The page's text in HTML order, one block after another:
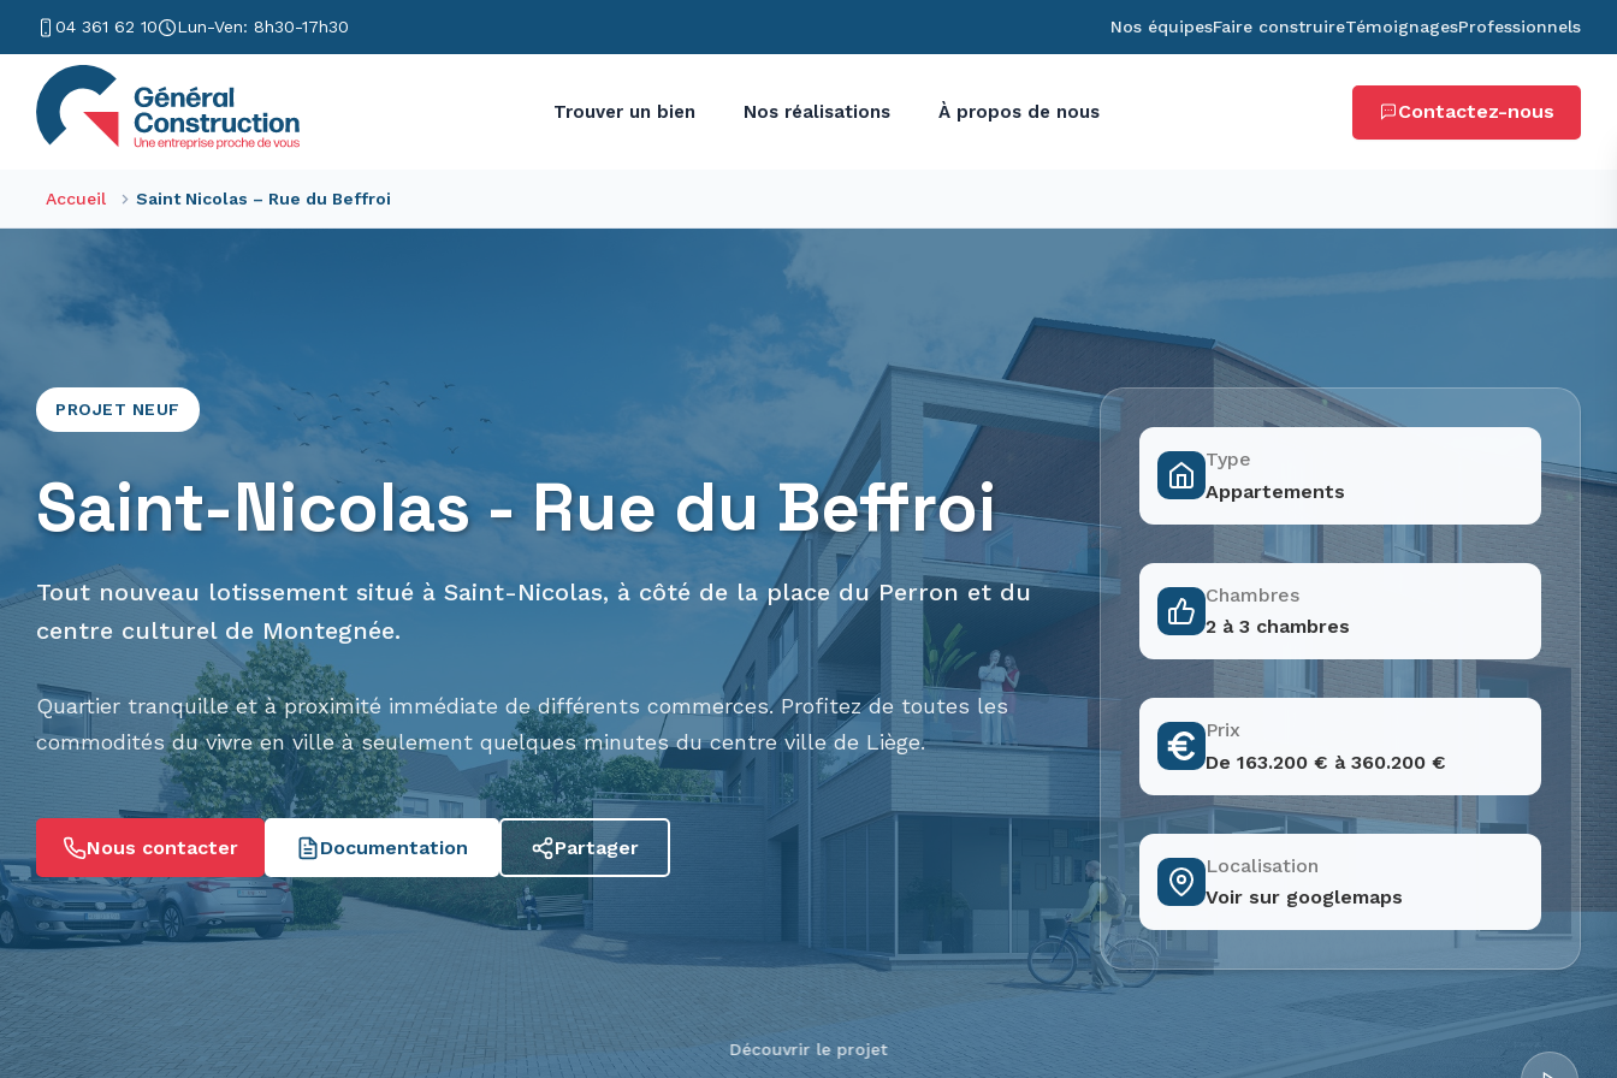
04 361 62 10 Lun-Ven: 8h30-17h30 Nos équipesFaire construireTémoignagesProfessionnels
Trouver un bien Nos réalisations À propos de nous Contactez-nous
Accueil Saint Nicolas – Rue du Beffroi
PROJET NEUF
Saint-Nicolas - Rue du Beffroi
Tout nouveau lotissement situé à Saint-Nicolas, à côté de la place du Perron et du
centre culturel de Montegnée.
Quartier tranquille et à proximité immédiate de différents commerces. Profitez de toutes les
commodités du vivre en ville à seulement quelques minutes du centre ville de Liège.
Nous contacter Documentation Partager
Type
Appartements
Chambres
2 à 3 chambres
Prix
De 163.200 € à 360.200 €
Localisation
Voir sur googlemaps
Découvrir le projet